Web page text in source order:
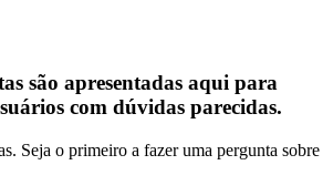
são apresentadas aqui para
com dúvidas parecidas.
Seja o primeiro a fazer uma pergunta sobre